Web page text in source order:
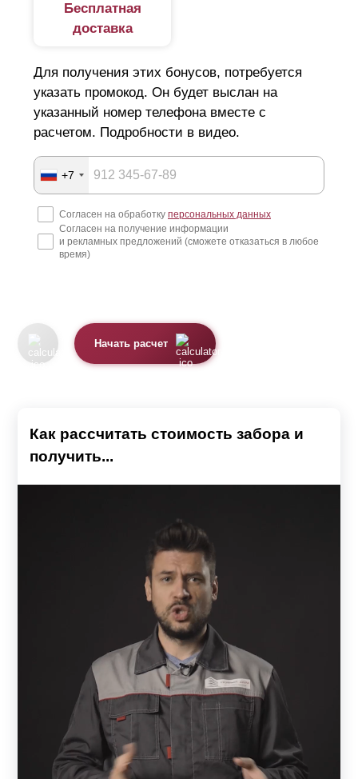
Бесплатная
доставка
Для получения этих бонусов, потребуется
указать промокод. Он будет выслан на
указанный номер телефона вместе с
расчетом. Подробности в видео.
+7
Согласен на обработку персональных данных
Согласен на получение информации
и рекламных предложений (сможете отказаться в любое
время)
Начать расчет
Как рассчитать стоимость забора и
получить...